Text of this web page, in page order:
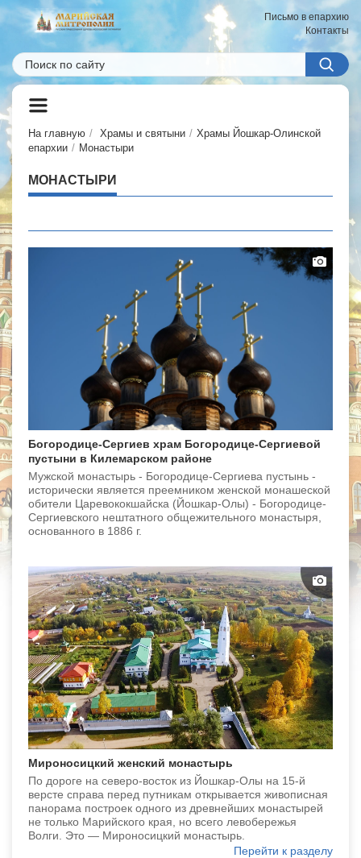
Письмо в епархию
Контакты
На главную Храмы и святыни
Храмы Йошкар-Олинской
епархии
Монастыри
МОНАСТЫРИ
Богородице-Сергиев храм Богородице-Сергиевой
пустыни в Килемарском районе
Мужской монастырь - Богородице-Сергиева пустынь -
исторически является преемником женской монашеской
обители Царевококшайска (Йошкар-Олы) - Богородице-
Сергиевского нештатного общежительного монастыря,
основанного в 1886 г.
Мироносицкий женский монастырь
По дороге на северо-восток из Йошкар-Олы на 15-й
версте справа перед путникам открывается живописная
панорама построек одного из древнейших монастырей
не только Марийского края, но всего левобережья
Волги. Это — Мироносицкий монастырь.
Перейти к разделу